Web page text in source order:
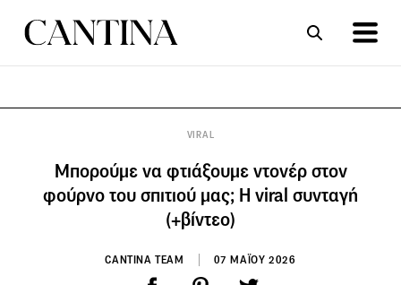
VIRAL
Μπορούμε να φτιάξουμε ντονέρ στον
φούρνο του σπιτιού μας; Η viral συνταγή
(+βίντεο)
CANTINA TEAM 07 ΜΑΪΟΥ 2026